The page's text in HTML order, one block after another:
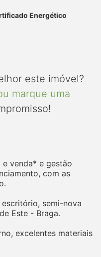
Energético
este imóvel?
marque uma
venda* e gestão
com as
semi-nova
Este - Braga.
excelentes materiais